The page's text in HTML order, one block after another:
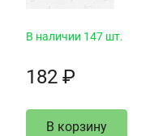
В наличии 147 шт.
182 ₽
В корзину